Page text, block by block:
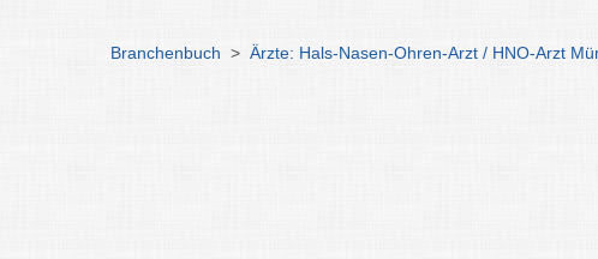
Branchenbuch > Ärzte: Hals-Nasen-Ohren-Arzt / HNO-Arzt